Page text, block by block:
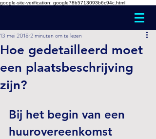
google-site-verification: google78b5713093b6c94c.html
Hoe gedetailleerd moet
een plaatsbeschrijving
zijn?
13 mei 2018 2 minuten om te lezen
Bij het begin van een
huurovereenkomst